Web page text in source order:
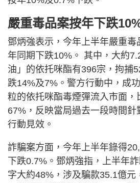
嚴重毒品案按年下跌
鄧炳強表示，今年上半年嚴重毒
年同期下跌10%。 其中，大約
油」的依托咪酯有396宗，拘捕
跌14%及7%。警方行動中，成
粒的依托咪酯毒煙彈流入市面，
67%，反映當局過去一段時間針
行動見效。
詐騙案方面，今年上半年錄得
下跌0.7%。鄧炳強指，上半年
字大約48%，涉及騙款35.1億元